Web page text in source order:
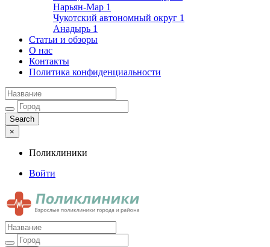
Нарьян-Мар 1
Чукотский автономный округ 1
Анадырь 1
Статьи и обзоры
О нас
Контакты
Политика конфиденциальности
×
Поликлиники
Войти
Поликлиники
Взрослые поликлиники города и района